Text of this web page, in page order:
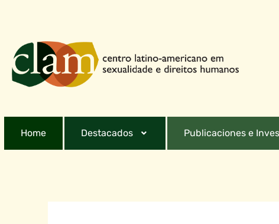
Home Destacados Publicaciones e